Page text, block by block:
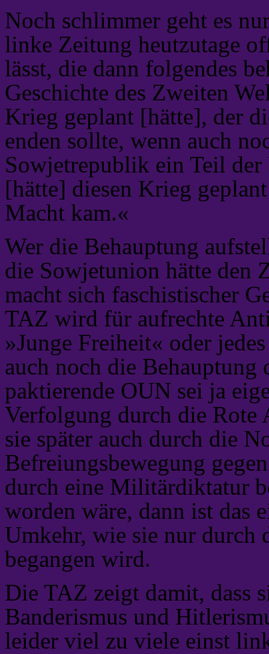
Noch schlimmer geht es
linke Zeitung heutzutage
lässt, die dann folgendes
Geschichte des Zweiten
Krieg geplant [hätte], der
enden sollte, wenn auch
Sowjetrepublik ein Teil
[hätte] diesen Krieg
Macht kam.«
Wer die Behauptung
die Sowjetunion hätte den
macht sich faschistischer
TAZ wird für aufrechte
»Junge Freiheit« oder
auch noch die
paktierende OUN sei ja
Verfolgung durch die Rote
sie später auch durch die
Befreiungsbewegung
durch eine Militärdiktatur
worden wäre, dann ist das
Umkehr, wie sie nur durch
begangen wird.
Die TAZ zeigt damit, dass
Banderismus und
leider viel zu viele einst